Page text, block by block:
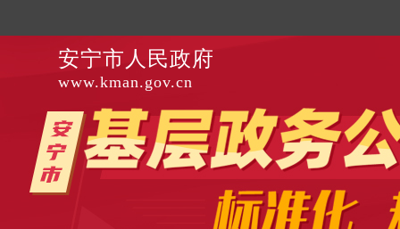
安宁市人民政府
www.kman.gov.cn